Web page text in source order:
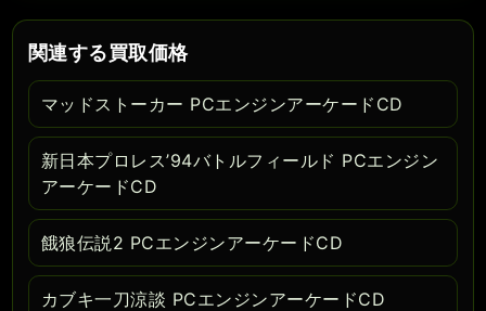
関連する買取価格
マッドストーカー PCエンジンアーケードCD
新日本プロレス’94バトルフィールド PCエンジン
アーケードCD
餓狼伝説2 PCエンジンアーケードCD
カブキ一刀涼談 PCエンジンアーケードCD